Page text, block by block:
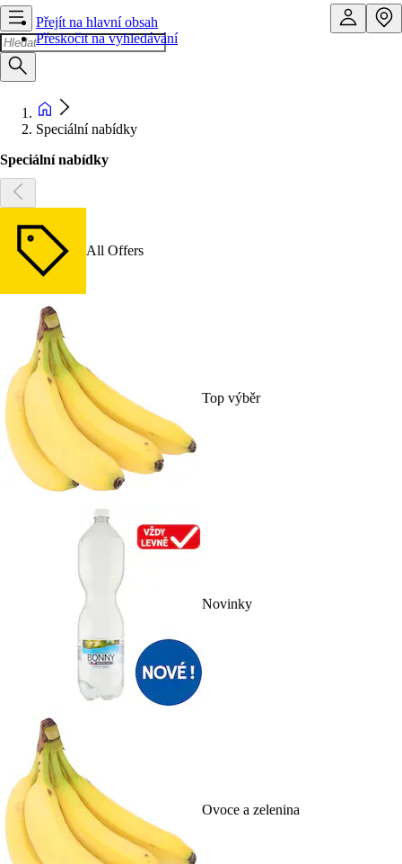
Přejít na hlavní obsah
Přeskočit na vyhledávání
Speciální nabídky
Speciální nabídky
All Offers
Top výběr
Novinky
Ovoce a zelenina